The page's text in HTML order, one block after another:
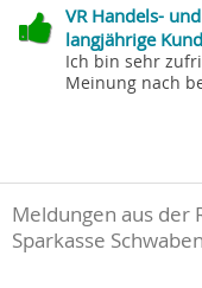
VR Handels-
langjährige
Ich bin sehr
Meinung nach
Meldungen aus der
Sparkasse